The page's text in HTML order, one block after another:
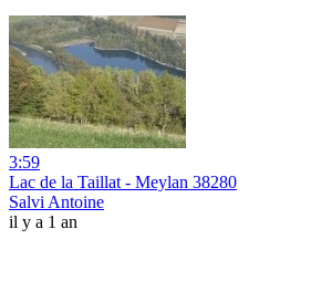
3:59
Lac de la Taillat - Meylan 38280
Salvi Antoine
il y a 1 an